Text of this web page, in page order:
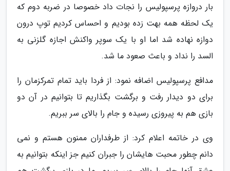
بار دروازه پرسپولیس را نجات داد خصوصا در ضربه دوم که
یک لحظه همه بهت زده بودیم و احساس کردیم توپ درون
دوازه نهاده شد اما او با یک سوپر واکنش اجازه گلزنی به
السد را نداد و باعث صعود ما شد.
مدافع پرسپولیس اضافه نمود: از فردا باید تمام تمرکزمان را
برای دو دیدار رفت و برگشت بگذاریم تا بتوانیم در آن دو
بازی هم به پیروزی رسیده و جام را بالای سر ببریم.
وی در خاتمه اعلام کرد: از طرفداران ممنون هستم و نمی
دانم چطور محبت هایشان را جبران کنیم جز اینکه بتوانیم به